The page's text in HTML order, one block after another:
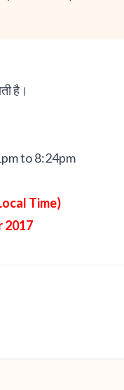
है।
to 8:24pm
Time)
2017